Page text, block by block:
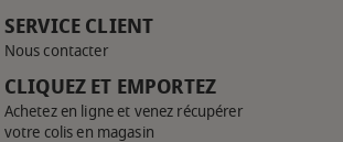
SERVICE CLIENT
Nous contacter
CLIQUEZ ET EMPORTEZ
Achetez en ligne et venez récupérer
votre colis en magasin